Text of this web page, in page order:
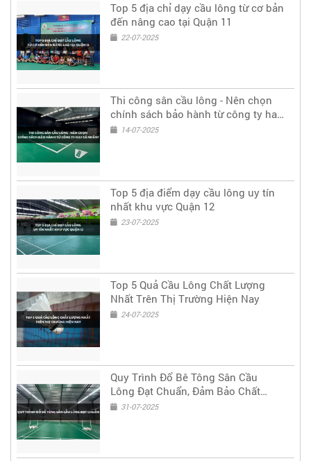
Top 5 địa chỉ dạy cầu lông từ cơ bản
đến nâng cao tại Quận 11
22-07-2025
Thi công sân cầu lông - Nên chọn
chính sách bảo hành từ công ty hay
cá nhân?
14-07-2025
Top 5 địa điểm dạy cầu lông uy tín
nhất khu vực Quận 12
23-07-2025
Top 5 Quả Cầu Lông Chất Lượng
Nhất Trên Thị Trường Hiện Nay
24-07-2025
Quy Trình Đổ Bê Tông Sân Cầu
Lông Đạt Chuẩn, Đảm Bảo Chất
Lượng & Độ Bền Lâu Dài
31-07-2025